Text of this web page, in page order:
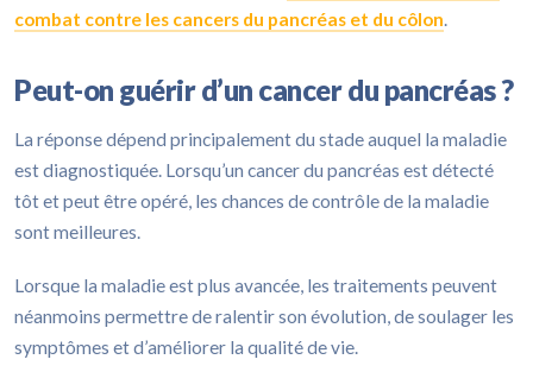
combat contre les cancers du pancréas et du côlon
Peut-on guérir d’un cancer du pancréas ?
La réponse dépend principalement du stade auquel la maladie
est diagnostiquée. Lorsqu’un cancer du pancréas est détecté
tôt et peut être opéré, les chances de contrôle de la maladie
sont meilleures.
Lorsque la maladie est plus avancée, les traitements peuvent
néanmoins permettre de ralentir son évolution, de soulager les
symptômes et d’améliorer la qualité de vie.